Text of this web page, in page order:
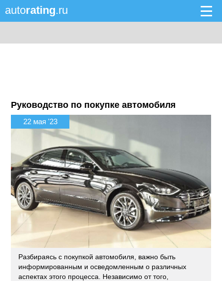
autorating.ru
Руководство по покупке автомобиля
22 мая '23
Разбираясь с покупкой автомобиля, важно быть
информированным и осведомленным о различных
аспектах этого процесса. Независимо от того,